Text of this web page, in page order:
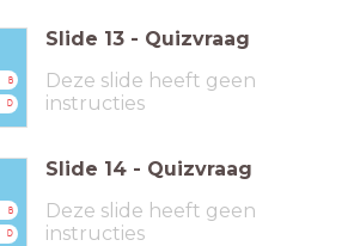
B
D
Slide 13 - Quizvraag
Deze slide heeft geen
instructies
B
D
Slide 14 - Quizvraag
Deze slide heeft geen
instructies